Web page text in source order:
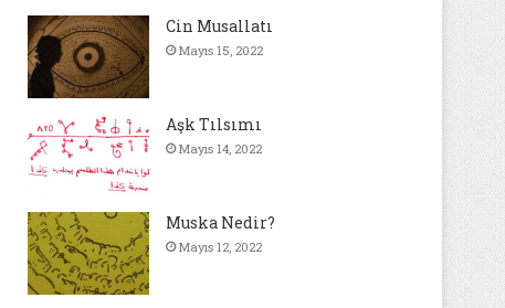
Cin Musallatı
Mayıs 15, 2022
Aşk Tılsımı
Mayıs 14, 2022
Muska Nedir?
Mayıs 12, 2022